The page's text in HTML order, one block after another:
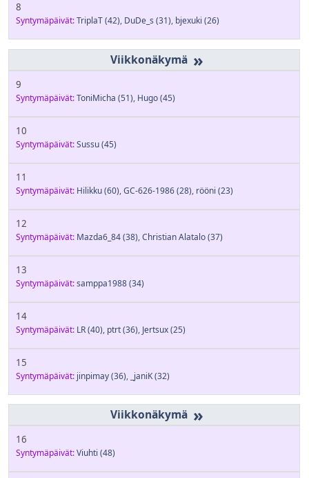
8
Syntymäpäivät:TriplaT(42), DuDe_s (31), bjexuki (26)
»
9
Syntymäpäivät:ToniMicha (51), Hugo(45)
10
Syntymäpäivät:Sussu(45)
11
Syntymäpäivät: Hilikku(60),GC-626-1986(28), rööni (23)
12
Syntymäpäivät: Mazda6_84(38),Christian Alatalo(37)
13
Syntymäpäivät:samppa1988(34)
14
Syntymäpäivät: LR(40), ptrt(36), Jertsux(25)
15
Syntymäpäivät: jinpimay(36), _janiK(32)
»
16
Syntymäpäivät:Viuhti (48)